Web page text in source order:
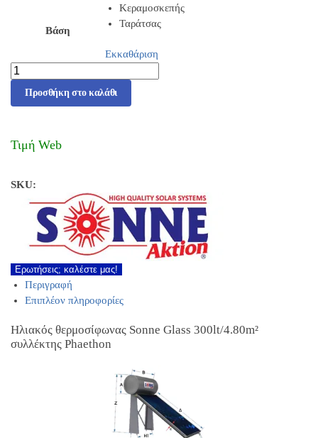
Βάση
Κεραμοσκεπής
Ταράτσας
Εκκαθάριση
Προσθήκη στο καλάθι
Τιμή Web
SKU:
Ερωτήσεις; καλέστε μας!
Περιγραφή
Επιπλέον πληροφορίες
Ηλιακός θερμοσίφωνας Sonne Glass 300lt/4.80m²
συλλέκτης Phaethon